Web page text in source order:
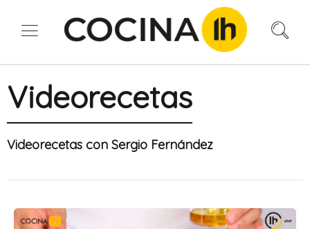
Videorecetas
Videorecetas con Sergio Fernández